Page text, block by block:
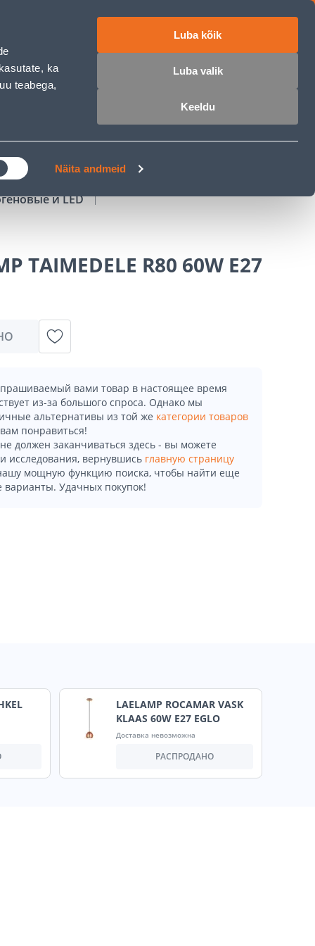
ka
teabega,
Näita andmeid
Luba kõik
Luba valik
Keeldu
и LED
TAIMEDELE R80 60W E27
вами товар в настоящее время
из-за большого спроса. Однако мы
альтернативы из той же категории товаров
понравиться!
должен заканчиваться здесь - вы можете
исследования, вернувшись главную страницу
мощную функцию поиска, чтобы найти еще
варианты. Удачных покупок!
LAELAMP ROCAMAR VASK
KLAAS 60W E27 EGLO
Доставка невозможна
РАСПРОДАНО